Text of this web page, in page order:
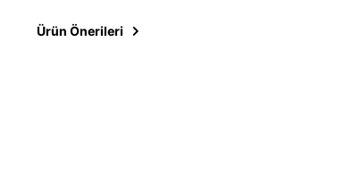
Ürün Önerileri